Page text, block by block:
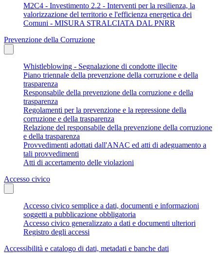
M2C4 - Investimento 2.2 - Interventi per la resilienza, la
valorizzazione del territorio e l'efficienza energetica dei
Comuni - MISURA STRALCIATA DAL PNRR
Prevenzione della Corruzione
Whistleblowing - Segnalazione di condotte illecite
Piano triennale della prevenzione della corruzione e della
trasparenza
Responsabile della prevenzione della corruzione e della
trasparenza
Regolamenti per la prevenzione e la repressione della
corruzione e della trasparenza
Relazione del responsabile della prevenzione della corruzione
e della trasparenza
Provvedimenti adottati dall'ANAC ed atti di adeguamento a
tali provvedimenti
Atti di accertamento delle violazioni
Accesso civico
Accesso civico semplice a dati, documenti e informazioni
soggetti a pubblicazione obbligatoria
Accesso civico generalizzato a dati e documenti ulteriori
Registro degli accessi
Accessibilità e catalogo di dati, metadati e banche dati